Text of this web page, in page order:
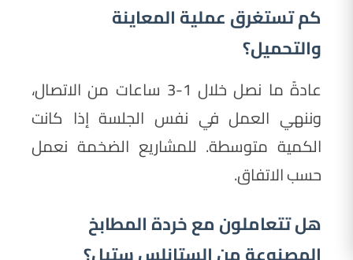
كم تستغرق عملية المعاينة
والتحميل؟
عادةً ما نصل خلال 1-3 ساعات من الاتصال،
وننهي العمل في نفس الجلسة إذا كانت
الكمية متوسطة. للمشاريع الضخمة نعمل
حسب الاتفاق.
هل تتعاملون مع خردة المطابخ